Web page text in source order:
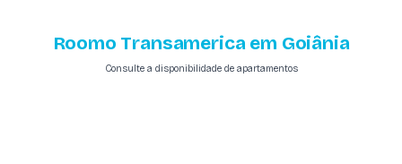
Roomo Transamerica em Goiânia
Consulte a disponibilidade de apartamentos